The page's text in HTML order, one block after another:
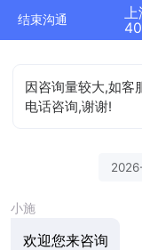
结束沟通
上
因咨询量较大,如客
电话咨询,谢谢!
小施
欢迎您来咨询